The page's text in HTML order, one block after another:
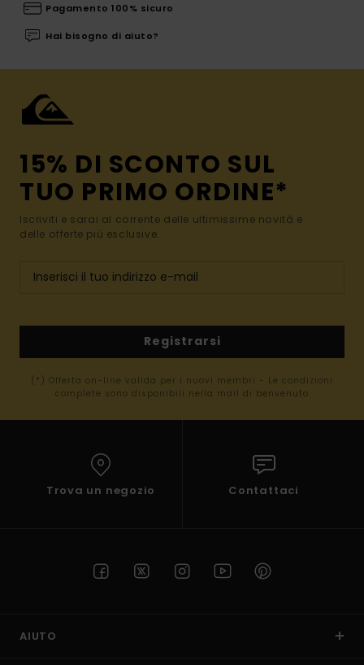
Pagamento 100% sicuro
Hai bisogno di aiuto?
15% DI SCONTO SUL
TUO PRIMO ORDINE*
Iscriviti e sarai al corrente delle ultimissime novità e
delle offerte più esclusive.
Registrarsi
(*) Offerta on-line valida per i nuovi membri - Le condizioni
complete sono disponibili nella mail di benvenuto
Trova un negozio Contattaci
AIUTO